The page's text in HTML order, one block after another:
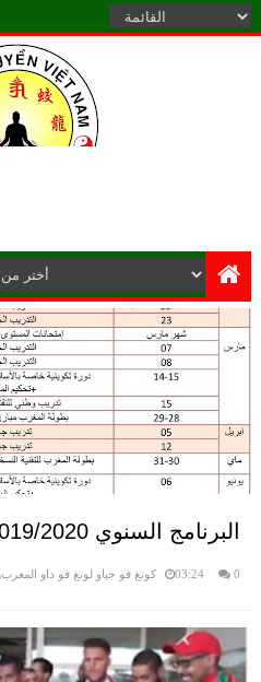
بكم
البرنامج السنوي 2019/2020
كونغ فو جياو لونغ فو داو المغرب 03:24 0